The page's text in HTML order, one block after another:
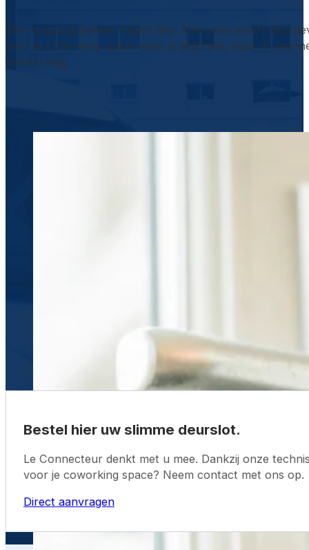
Slim toegangsbeheer begint hier. Met onze smart
voor je coworking space weet je altijd wie, waar en
binnen mag.
Bestel hier uw slimme deurslot.
Le Connecteur denkt met u mee. Dankzij onze
voor je coworking space? Neem contact met ons op.
Direct aanvragen